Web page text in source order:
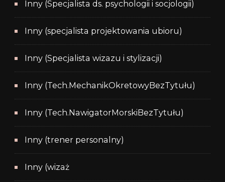
Inny (Specjalista ds. psychologii i socjologii)
Inny (specjalista projektowania ubioru)
Inny (Specjalista wizazu i stylizacji)
Inny (Tech.MechanikOkretowyBezTytułu)
Inny (Tech.NawigatorMorskiBezTytułu)
Inny (trener personalny)
Inny (wizaż